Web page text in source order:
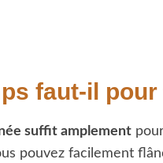
faut-il
suffit amplement
pouvez facilement